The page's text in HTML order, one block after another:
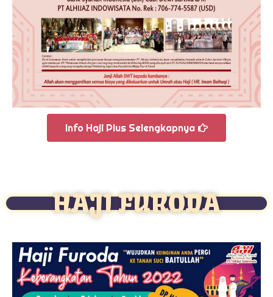
Info Haji Plus Selengkapnya
HAJI FURODA